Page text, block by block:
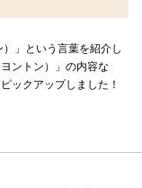
」という言葉を紹介し
ントン）」の内容な
ックアップしました！